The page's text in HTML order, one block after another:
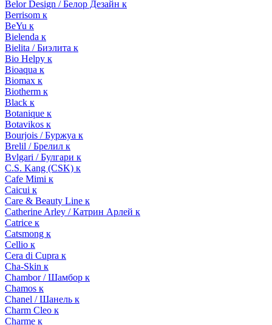
Belor Design / Белор Дезайн к
Berrisom к
BeYu к
Bielenda к
Bielita / Биэлита к
Bio Helpy к
Bioaqua к
Biomax к
Biotherm к
Black к
Botanique к
Botavikos к
Bourjois / Буржуа к
Brelil / Брелил к
Bvlgari / Булгари к
C.S. Kang (CSK) к
Cafe Mimi к
Caicui к
Care & Beauty Line к
Catherine Arley / Катрин Арлей к
Catrice к
Catsmong к
Cellio к
Cera di Cupra к
Cha-Skin к
Chambor / Шамбор к
Chamos к
Chanel / Шанель к
Charm Cleo к
Charme к